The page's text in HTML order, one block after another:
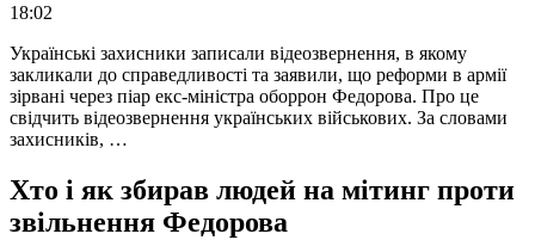
18:02
Українські захисники записали відеозвернення, в якому
закликали до справедливості та заявили, що реформи в армії
зірвані через піар екс-міністра оборрон Федорова. Про це
свідчить відеозвернення українських військових. За словами
захисників, …
Хто і як збирав людей на мітинг проти
звільнення Федорова